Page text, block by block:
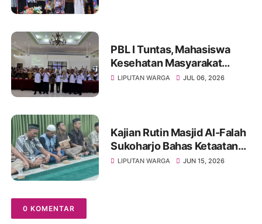
PBL I Tuntas, Mahasiswa
Kesehatan Masyarakat
UNIVET BANTARA Siap
LIPUTAN WARGA JUL 06, 2026
Kajian Rutin Masjid Al-Falah
Sukoharjo Bahas Ketaatan
kepada Rasul sebagai Wujud
LIPUTAN WARGA JUN 15, 2026
0 KOMENTAR